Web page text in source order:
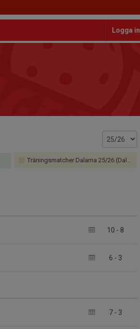
Logga in
Träningsmatcher Dalarna 25/26 (Dalarna)
10 - 8
6 - 3
7 - 3